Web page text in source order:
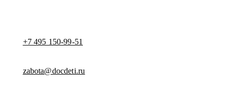
+7 495 150-99-51
zabota@docdeti.ru